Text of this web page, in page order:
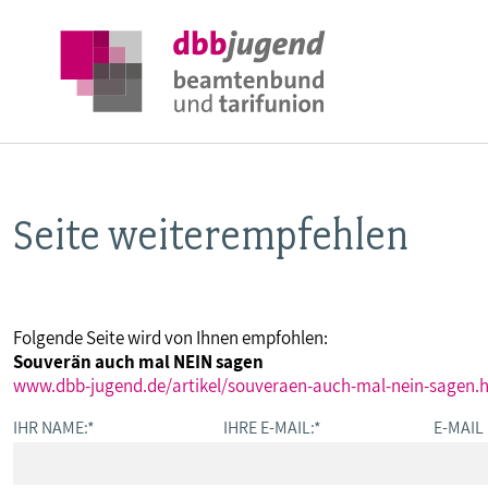
ÜBER DIE DBB JUGEND
AUSBILDUNGSINFORMATIONEN
Seite weiterempfehlen
Folgende Seite wird von Ihnen empfohlen:
Souverän auch mal NEIN sagen
www.dbb-jugend.de/artikel/souveraen-auch-mal-nein-
IHR NAME:* IHRE E-MAIL:* E-MAIL